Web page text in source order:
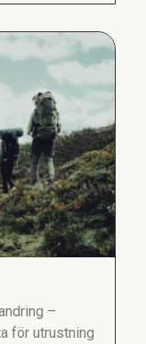
–
för utrustning